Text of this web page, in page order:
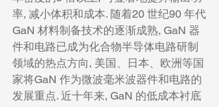
率, 减小体积和成本. 随着20 世纪90 年代
GaN 材料制备技术的逐渐成熟, GaN 器
件和电路已成为化合物半导体电路研制
领域的热点方向, 美国、日本、欧洲等国
家将GaN 作为微波毫米波器件和电路的
发展重点. 近十年来, GaN 的低成本衬底